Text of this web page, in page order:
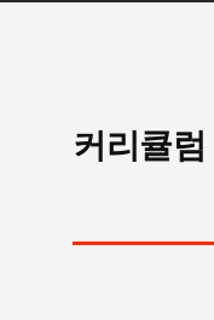
커리큘럼